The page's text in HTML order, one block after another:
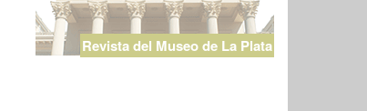
Revista del Museo de La Plata